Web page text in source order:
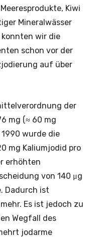
Kiwi
Mineralwässer
wir die
schon vor der
auf über
der
mg (≈ 60 mg
wurde die
mg Kaliumjodid pro
erhöhten
von 140 μg
Dadurch ist
Es ist jedoch zu
Wegfall des
jodarme